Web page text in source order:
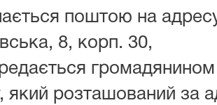
поштою на
8, корп. 30,
який розташований за